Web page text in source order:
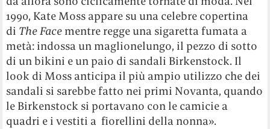
1990, Kate Moss appare su una celebre copertina
di The Face mentre regge una sigaretta fumata a
metà: indossa un maglionelungo, il pezzo di sotto
di un bikini e un paio di sandali Birkenstock. Il
look di Moss anticipa il più ampio utilizzo che dei
sandali si sarebbe fatto nei primi Novanta, quando
le Birkenstock si portavano con le camicie a
quadri e i vestiti a fiorellini della nonna».